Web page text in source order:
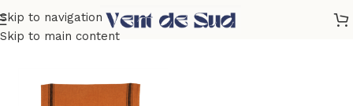
Skip to navigation
Skip to main content
Accueil Linge de table Torchons Olbia